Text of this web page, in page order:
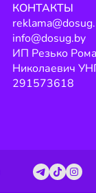
КОНТАКТЫ
info@dosug.by
ИП Резько
Николаевич
291573618